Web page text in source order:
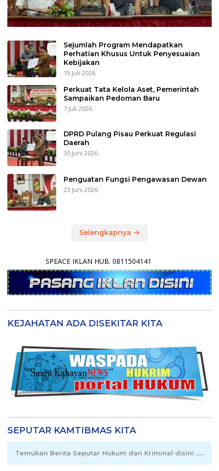
Sejumlah Program Mendapatkan
Perhatian Khusus Untuk Penyesuaian
Kebijakan
15 Juli 2026
Perkuat Tata Kelola Aset, Pemerintah
Sampaikan Pedoman Baru
7 Juli 2026
DPRD Pulang Pisau Perkuat Regulasi
Daerah
30 Juni 2026
Penguatan Fungsi Pengawasan Dewan
23 Juni 2026
Selengkapnya
SPEACE IKLAN HUB. 0811504141
KEJAHATAN ADA DISEKITAR KITA
SEPUTAR KAMTIBMAS KITA
Temukan Berita Seputar Hukum dan Kriminal disini .....